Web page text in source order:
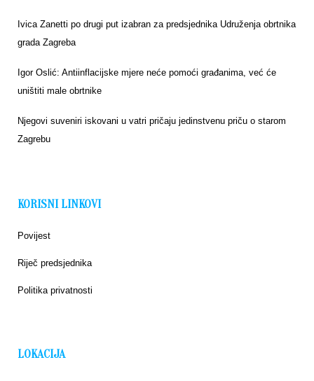
Ivica Zanetti po drugi put izabran za predsjednika Udruženja obrtnika
grada Zagreba
Igor Oslić: Antiinflacijske mjere neće pomoći građanima, već će
uništiti male obrtnike
Njegovi suveniri iskovani u vatri pričaju jedinstvenu priču o starom
Zagrebu
KORISNI LINKOVI
Povijest
Riječ predsjednika
Politika privatnosti
LOKACIJA